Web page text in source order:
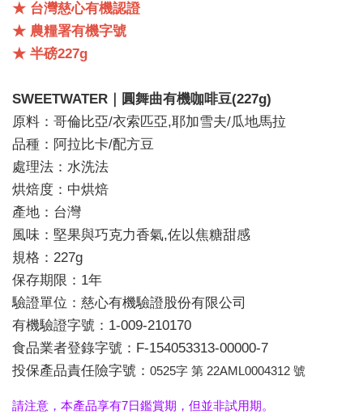
★ 台灣慈心有機認證
★ 農糧署有機字號
★ 半磅227g
SWEETWATER｜圓舞曲有機咖啡豆(227g)
原料：哥倫比亞/衣索匹亞,耶加雪夫/瓜地馬拉
品種：阿拉比卡/配方豆
處理法：水洗法
烘焙度：中烘焙
產地：台灣
風味：堅果與巧克力香氣,佐以焦糖甜感
規格：227g
保存期限：1年
驗證單位：慈心有機驗證股份有限公司
有機驗證字號：1-009-210170
食品業者登錄字號：F-154053313-00000-7
投保產品責任險字號： 0525字 第 22AML0004312 號
請注意，本產品享有7日鑑賞期，但並非試用期。